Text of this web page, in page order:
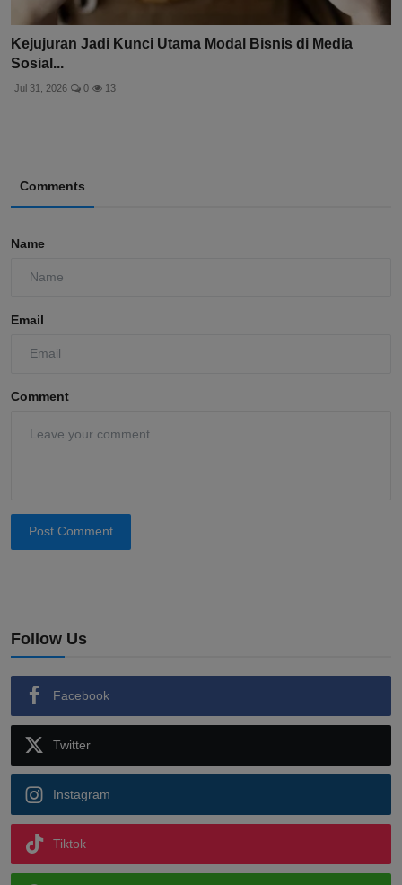
Kejujuran Jadi Kunci Utama Modal Bisnis di Media
Sosial...
Jul 31, 2026 0 13
Comments
Name
Email
Comment
Post Comment
Follow Us
Facebook
Twitter
Instagram
Tiktok